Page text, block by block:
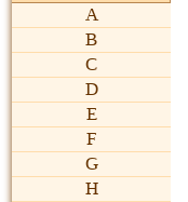
A
B
C
D
E
F
G
H